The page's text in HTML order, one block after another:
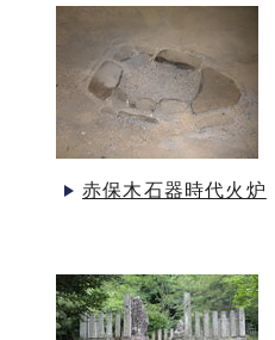
赤保木石器時代火炉